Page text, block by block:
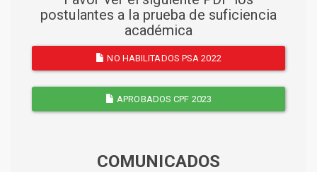
postulantes a la prueba de suficiencia
académica
NO HABILITADOS PSA 2022
APROBADOS CPF 2023
COMUNICADOS